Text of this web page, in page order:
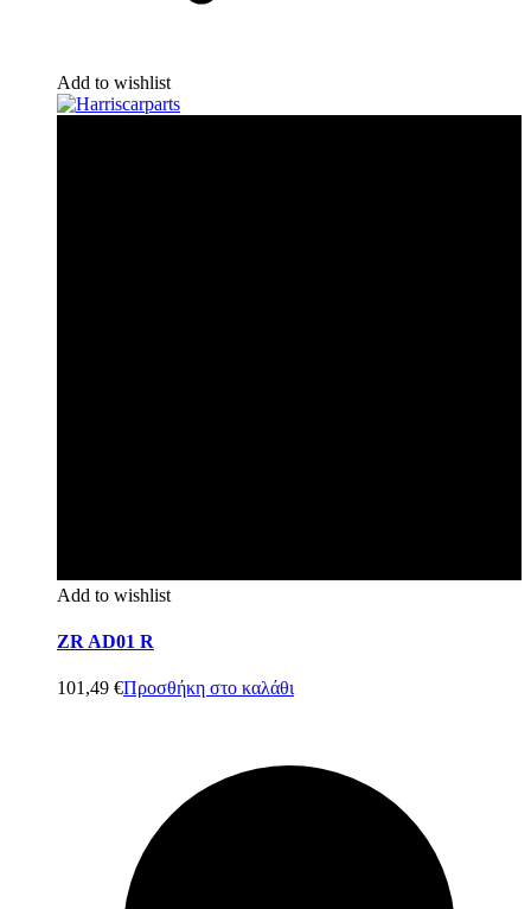
Add to wishlist
Add to wishlist
ZR AD01 R
101,49 €Προσθήκη στο καλάθι